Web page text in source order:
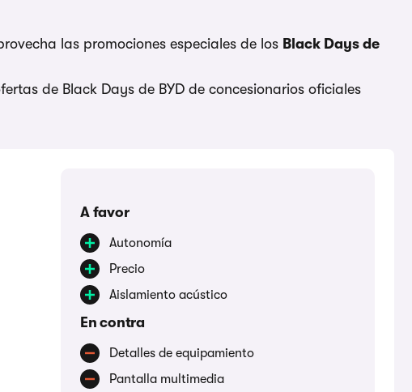
las promociones especiales de los Black Days de
de Black Days de BYD de concesionarios oficiales
A favor
Autonomía
Precio
Aislamiento acústico
En contra
Detalles de equipamiento
Pantalla multimedia